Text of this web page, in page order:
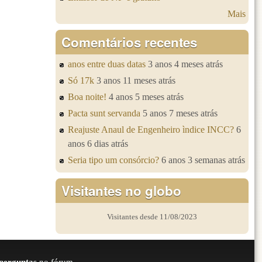
Mais
Comentários recentes
anos entre duas datas 3 anos 4 meses atrás
Só 17k 3 anos 11 meses atrás
Boa noite! 4 anos 5 meses atrás
Pacta sunt servanda 5 anos 7 meses atrás
Reajuste Anaul de Engenheiro ìndice INCC? 6
anos 6 dias atrás
Seria tipo um consórcio? 6 anos 3 semanas atrás
Visitantes no globo
Visitantes desde 11/08/2023